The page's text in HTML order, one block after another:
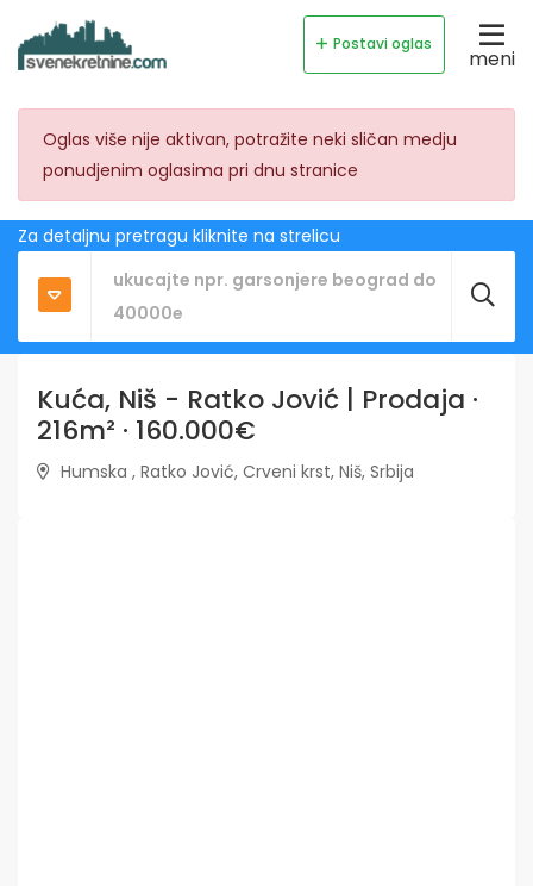
Postavi oglas
meni
Oglas više nije aktivan, potražite neki sličan medju
ponudjenim oglasima pri dnu stranice
Za detaljnu pretragu kliknite na strelicu
Kuća, Niš - Ratko Jović | Prodaja ·
216m² · 160.000€
Humska , Ratko Jović, Crveni krst, Niš, Srbija